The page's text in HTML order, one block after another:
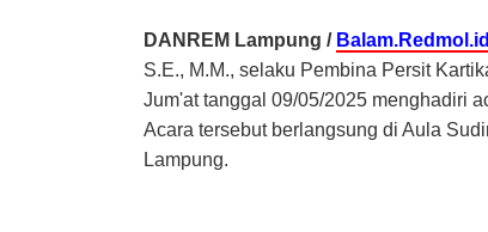
DANREM Lampung / Balam.Redmol.id
S.E., M.M., selaku Pembina Persit
Jum'at tanggal 09/05/2025 menghadiri
Acara tersebut berlangsung di Aula
Lampung.